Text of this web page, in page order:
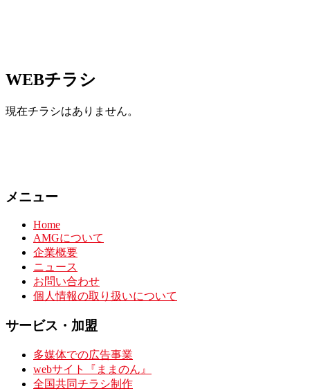
WEBチラシ
現在チラシはありません。
メニュー
Home
AMGについて
企業概要
ニュース
お問い合わせ
個人情報の取り扱いについて
サービス・加盟
多媒体での広告事業
webサイト『ままのん』
全国共同チラシ制作